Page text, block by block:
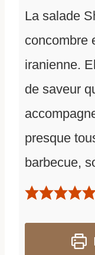
La salade
concombre
iranienne.
de saveur
presque
barbecue,